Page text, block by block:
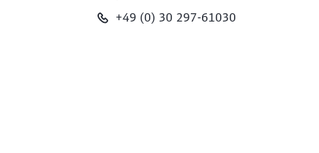
+49 (0) 30 297-61030